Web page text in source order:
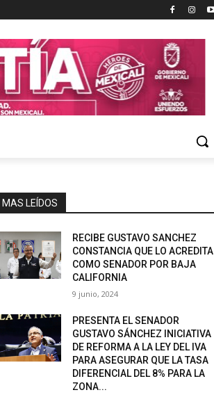
MAS LEÍDOS
RECIBE GUSTAVO SANCHEZ
CONSTANCIA QUE LO ACREDITA
COMO SENADOR POR BAJA
CALIFORNIA
9 junio, 2024
PRESENTA EL SENADOR
GUSTAVO SÁNCHEZ INICIATIVA
DE REFORMA A LA LEY DEL IVA
PARA ASEGURAR QUE LA TASA
DIFERENCIAL DEL 8% PARA LA
ZONA...